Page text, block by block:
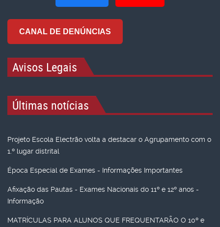
CANAL DE DENÚNCIAS
Avisos Legais
Últimas notícias
Projeto Escola Electrão volta a destacar o Agrupamento com o
1.º lugar distrital
Época Especial de Exames - Informações Importantes
Afixação das Pautas - Exames Nacionais do 11º e 12º anos -
Informação
MATRÍCULAS PARA ALUNOS QUE FREQUENTARÃO O 10º e